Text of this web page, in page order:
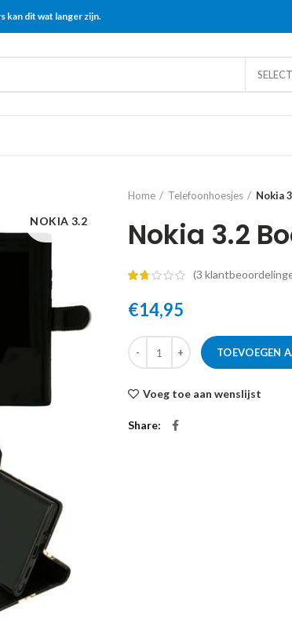
kan dit wat langer zijn.
NOKIA 3.2
Home Telefoonhoesjes Nokia
Nokia 3.2
(3
€14,95
TOEVOEGEN
Voeg toe aan wenslijst
Share